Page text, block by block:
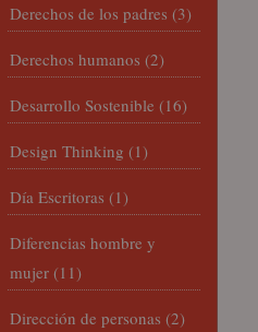
Derechos de los padres (3)
Derechos humanos (2)
Desarrollo Sostenible (16)
Design Thinking (1)
Día Escritoras (1)
Diferencias hombre y
mujer (11)
Dirección de personas (2)